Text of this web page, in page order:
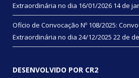
Extraordinária no dia 16/01/2026 14 de
Ofício de Convocação Nº 108/2025:
Extraordinária no dia 24/12/2025 22 de
DESENVOLVIDO POR CR2